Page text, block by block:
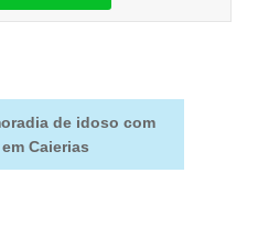
de idoso com
Caierias